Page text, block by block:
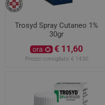
Trosyd Spray Cutaneo 1%
30gr
ora € 11,60
Prezzo consigliato: € 14,50